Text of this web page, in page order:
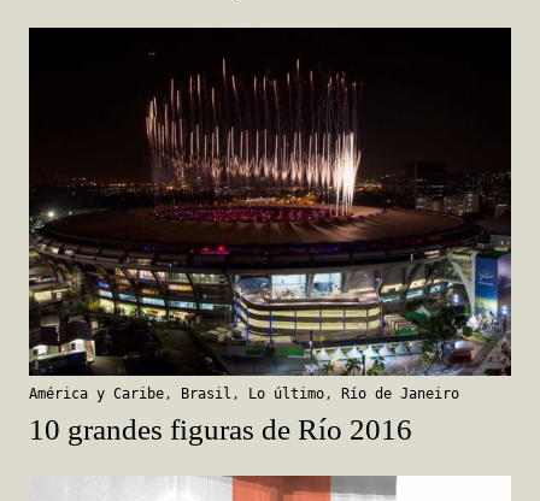
América y Caribe , Brasil , Lo último , Río de Janeiro
10 grandes figuras de Río 2016